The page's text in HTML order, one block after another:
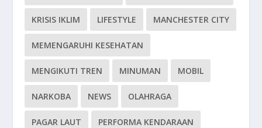
KRISIS IKLIM LIFESTYLE MANCHESTER CITY
MEMENGARUHI KESEHATAN
MENGIKUTI TREN MINUMAN MOBIL
NARKOBA NEWS OLAHRAGA
PAGAR LAUT PERFORMA KENDARAAN